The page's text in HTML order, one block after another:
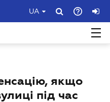
UA
якщо
під час